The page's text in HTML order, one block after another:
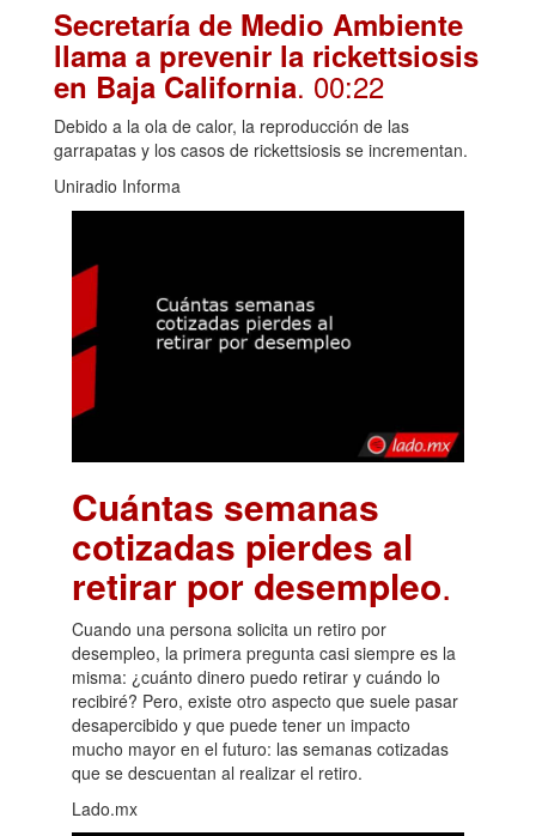
Secretaría de Medio Ambiente
llama a prevenir la rickettsiosis
en Baja California. 00:22
Debido a la ola de calor, la reproducción de las
garrapatas y los casos de rickettsiosis se incrementan.
Uniradio Informa
Cuántas semanas
cotizadas pierdes al
retirar por desempleo.
Cuando una persona solicita un retiro por
desempleo, la primera pregunta casi siempre es la
misma: ¿cuánto dinero puedo retirar y cuándo lo
recibiré? Pero, existe otro aspecto que suele pasar
desapercibido y que puede tener un impacto
mucho mayor en el futuro: las semanas cotizadas
que se descuentan al realizar el retiro.
Lado.mx